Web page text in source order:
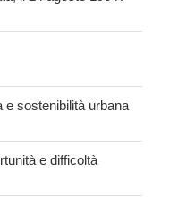
e sostenibilità urbana
e difficoltà